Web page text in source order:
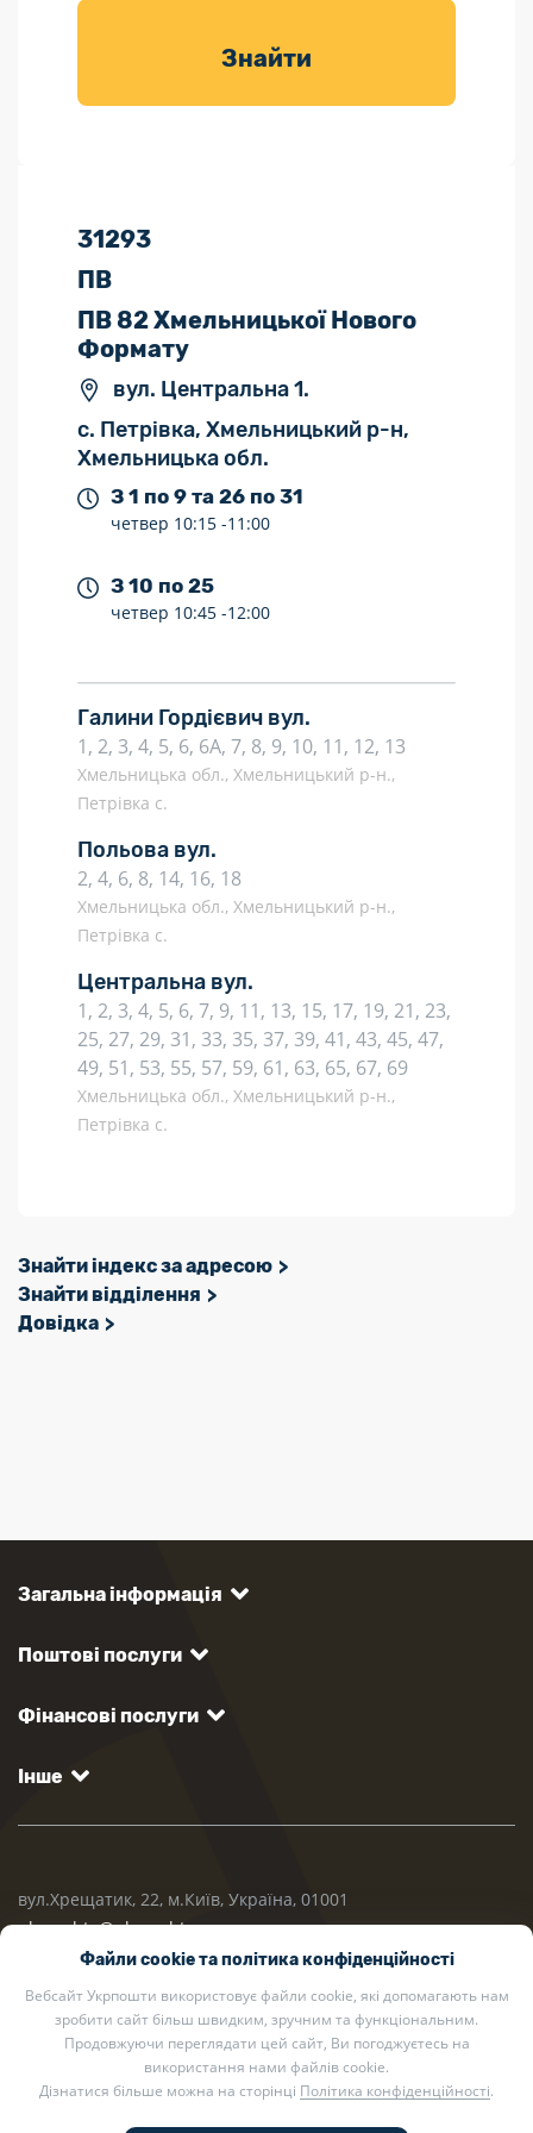
товарів для
Знайти
31293
ПВ
ПВ 82 Хмельницької Нового
Формату
вул. Центральна 1.
с. Петрівка, Хмельницький р-н,
Хмельницька обл.
З 1 по 9 та 26 по 31
четвер 10:15 -11:00
З 10 по 25
четвер 10:45 -12:00
Галини Гордієвич вул.
1, 2, 3, 4, 5, 6, 6А, 7, 8, 9, 10, 11, 12, 13
Хмельницька обл., Хмельницький р-н.,
Петрівка с.
Польова вул.
2, 4, 6, 8, 14, 16, 18
Хмельницька обл., Хмельницький р-н.,
Петрівка с.
Центральна вул.
1, 2, 3, 4, 5, 6, 7, 9, 11, 13, 15, 17, 19, 21, 23,
25, 27, 29, 31, 33, 35, 37, 39, 41, 43, 45, 47,
49, 51, 53, 55, 57, 59, 61, 63, 65, 67, 69
Хмельницька обл., Хмельницький р-н.,
Петрівка с.
Знайти індекс за адресою
Знайти відділення
Довідка
Загальна інформація
Поштові послуги
Фінансові послуги
Інше
вул.Хрещатик, 22, м.Київ, Україна, 01001
ukrposhta@ukrposhta.ua
Файли cookie та політика конфіденційності
Вебсайт Укрпошти використовує файли cookie, які допомагають нам
зробити сайт більш швидким, зручним та функціональним.
Продовжуючи переглядати цей сайт, Ви погоджуєтесь на
використання нами файлів cookie.
Дізнатися більше можна на сторінці Політика конфіденційності.